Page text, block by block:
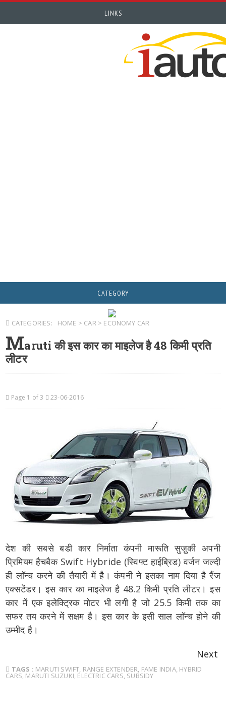
LINKS
CATEGORY
CATEGORIES: HOME > CAR> ECONOMY CAR
Maruti की इस कार का माइलेज है 48 किमी प्रति
लीटर
Page 1 of 3 23-06-2016
देश की सबसे बडी कार निर्माता कंपनी मारूति सुजु़की अपनी
प्रिमियम हैचबैक Swift Hybride (स्विफ्ट हाईब्रिड) वर्जन जल्दी
ही लाॅन्च करने की तैयारी में हैै। कंपनी ने इसका नाम दिया है रैंज
एक्सटेंडर। इस कार का माइलेज है 48.2 किमी प्रति लीटर। इस
कार में एक इलेक्ट्रिक मोटर भी लगी है जो 25.5 किमी तक का
सफर तय करने में सक्षम है। इस कार के इसी साल लाॅन्च होने की
उम्मीद है।
Next
TAGS : MARUTI SWIFT, RANGE EXTENDER, FAME INDIA, HYBRID
CARS, MARUTI SUZUKI, ELECTRIC CARS, SUBSIDY